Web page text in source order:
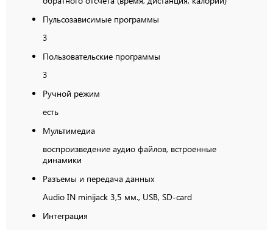
Пульсозависимые программы
3
Пользовательские программы
3
Ручной режим
есть
Мультимедиа
воспроизведение аудио файлов, встроенные
динамики
Разъемы и передача данных
Audio IN minijack 3,5 мм., USB, SD-card
Интеграция